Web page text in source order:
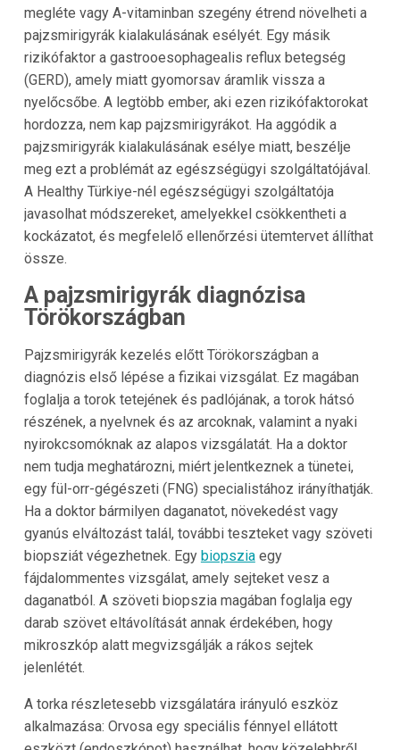
megléte vagy A-vitaminban szegény étrend növelheti a
pajzsmirigyrák kialakulásának esélyét. Egy másik
rizikófaktor a gastrooesophagealis reflux betegség
(GERD), amely miatt gyomorsav áramlik vissza a
nyelőcsőbe. A legtöbb ember, aki ezen rizikófaktorokat
hordozza, nem kap pajzsmirigyrákot. Ha aggódik a
pajzsmirigyrák kialakulásának esélye miatt, beszélje
meg ezt a problémát az egészségügyi szolgáltatójával.
A Healthy Türkiye-nél egészségügyi szolgáltatója
javasolhat módszereket, amelyekkel csökkentheti a
kockázatot, és megfelelő ellenőrzési ütemtervet állíthat
össze.
A pajzsmirigyrák diagnózisa
Törökországban
Pajzsmirigyrák kezelés előtt Törökországban a
diagnózis első lépése a fizikai vizsgálat. Ez magában
foglalja a torok tetejének és padlójának, a torok hátsó
részének, a nyelvnek és az arcoknak, valamint a nyaki
nyirokcsomóknak az alapos vizsgálatát. Ha a doktor
nem tudja meghatározni, miért jelentkeznek a tünetei,
egy fül-orr-gégészeti (FNG) specialistához irányíthatják.
Ha a doktor bármilyen daganatot, növekedést vagy
gyanús elváltozást talál, további teszteket vagy szöveti
biopsziát végezhetnek. Egy biopsziaegy
fájdalommentes vizsgálat, amely sejteket vesz a
daganatból. A szöveti biopszia magában foglalja egy
darab szövet eltávolítását annak érdekében, hogy
mikroszkóp alatt megvizsgálják a rákos sejtek
jelenlétét.
A torka részletesebb vizsgálatára irányuló eszköz
alkalmazása: Orvosa egy speciális fénnyel ellátott